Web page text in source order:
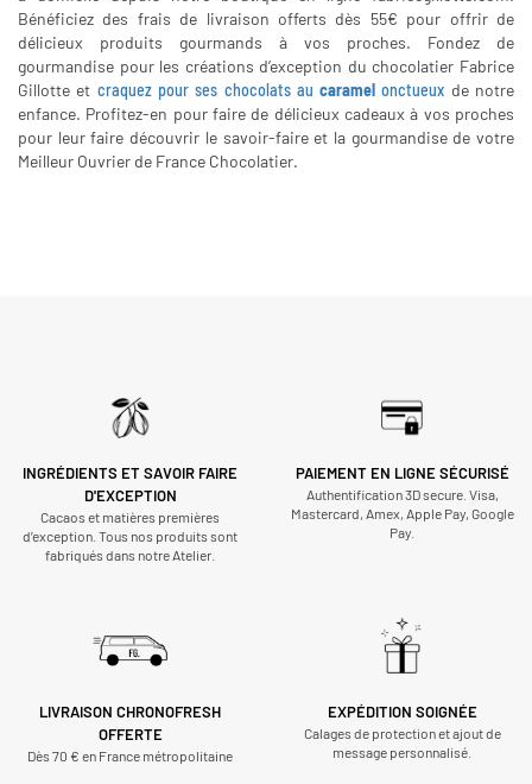
Bénéficiez des frais de livraison offerts dès 55€ pour offrir de
délicieux produits gourmands à vos proches. Fondez de
gourmandise pour les créations d’exception du chocolatier Fabrice
Gillotte et craquez pour ses chocolats aucaramel onctueux de notre
enfance. Profitez-en pour faire de délicieux cadeaux à vos proches
pour leur faire découvrir le savoir-faire et la gourmandise de votre
Meilleur Ouvrier de France Chocolatier.
INGRÉDIENTS ET SAVOIR FAIRE
D'EXCEPTION
Cacaos et matières premières
d’exception. Tous nos produits sont
fabriqués dans notre Atelier.
PAIEMENT EN LIGNE SÉCURISÉ
Authentification 3D secure. Visa,
Mastercard, Amex, Apple Pay, Google
Pay.
LIVRAISON CHRONOFRESH
OFFERTE
Dès 70 € en France métropolitaine
EXPÉDITION SOIGNÉE
Calages de protection et ajout de
message personnalisé.